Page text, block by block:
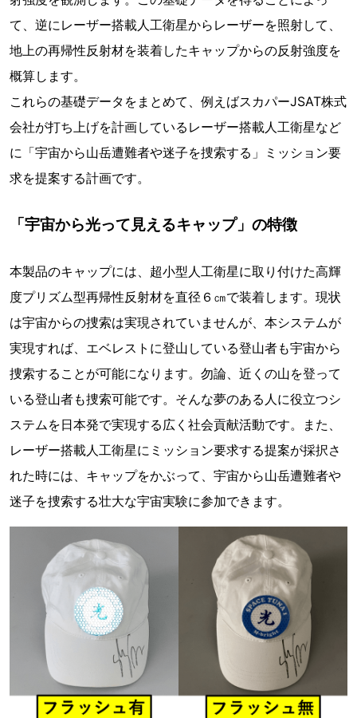
て、逆にレーザー搭載人工衛星からレーザーを照射して、
地上の再帰性反射材を装着したキャップからの反射強度を
概算します。
これらの基礎データをまとめて、例えばスカパーJSAT株式
会社が打ち上げを計画しているレーザー搭載人工衛星など
に「宇宙から山岳遭難者や迷子を捜索する」ミッション要
求を提案する計画です。
「宇宙から光って見えるキャップ」の特徴
本製品のキャップには、超小型人工衛星に取り付けた高輝
度プリズム型再帰性反射材を直径６㎝で装着します。現状
は宇宙からの捜索は実現されていませんが、本システムが
実現すれば、エベレストに登山している登山者も宇宙から
捜索することが可能になります。勿論、近くの山を登って
いる登山者も捜索可能です。そんな夢のある人に役立つシ
ステムを日本発で実現する広く社会貢献活動です。また、
レーザー搭載人工衛星にミッション要求する提案が採択さ
れた時には、キャップをかぶって、宇宙から山岳遭難者や
迷子を捜索する壮大な宇宙実験に参加できます。